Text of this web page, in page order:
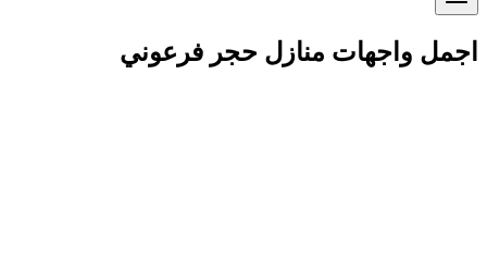
اجمل واجهات منازل حجر فرعوني